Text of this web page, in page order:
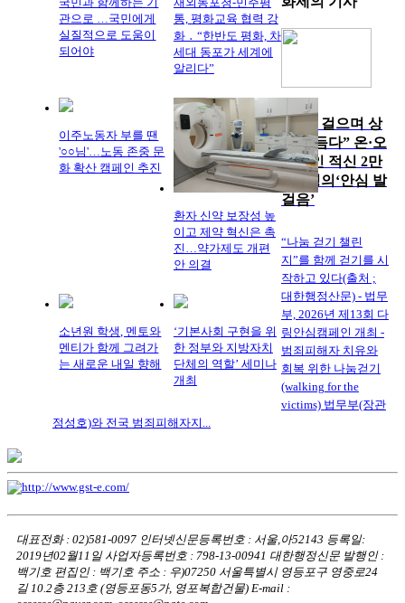
관으로 …국민에게
실질적으로 도움이
되어야
통, 평화교육 협력 강
화 ․ “한반도 평화, 차
세대 동포가 세계에
알리다”
이주노동자 부를 땐
'○○님'…노동 존중 문
화 확산 캠페인 추진
환자 신약 보장성 높
이고 제약 혁신은 촉
진…약가제도 개편
안 의결
소년원 학생, 멘토와
멘티가 함께 그려가
는 새로운 내일 향해
‘기본사회 구현을 위
한 정부와 지방자치
단체의 역할’ 세미나
개최
“함께 걸으며 상
처 보듬다” 온·오
프라인 적신 2만
3천 명의‘안심 발
걸음’
“나눔 걷기 챌린
지”를 함께 걷기를 시
작하고 있다(출처 ;
대한행정산문) - 법무
부, 2026년 제13회 다
링안심캠페인 개최 -
범죄피해자 치유와
회복 위한 나눔걷기
(walking for the
victims) 법무부(장관
정성호)와 전국 범죄피해자지...
대표전화 : 02)581-0097 인터넷신문등록번호 : 서울,아52143 등록일:
2019년02월11일 사업자등록번호 : 798-13-00941 대한행정신문 발행인 :
백기호 편집인 : 백기호 주소 : 우)07250 서울특별시 영등포구 영중로24
길 10.2층 213호 (영등포동5가, 영포복합건물) E-mail :